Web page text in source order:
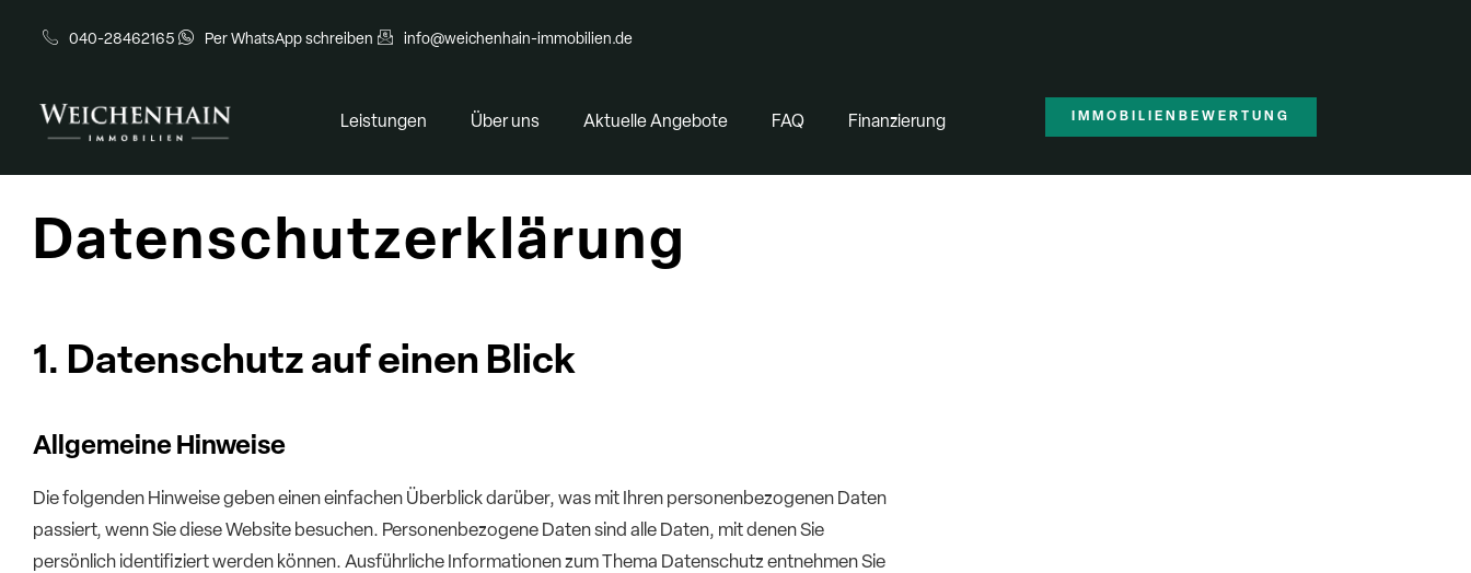
040-28462165 Per WhatsApp schreiben info@weichenhain-immobilien.de
Leistungen Über uns Aktuelle Angebote FAQ Finanzierung IMMOBILIENBEWERTUNG
Datenschutzerklärung
1. Datenschutz auf einen Blick
Allgemeine Hinweise
Die folgenden Hinweise geben einen einfachen Überblick darüber, was mit Ihren personenbezogenen Daten
passiert, wenn Sie diese Website besuchen. Personenbezogene Daten sind alle Daten, mit denen Sie
persönlich identifiziert werden können. Ausführliche Informationen zum Thema Datenschutz entnehmen Sie